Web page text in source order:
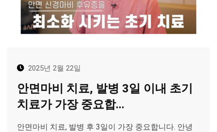
2025년 2월 22일
안면마비 치료, 발병 3일 이내 초기
치료가 가장 중요합...
안면마비 치료, 발병 후 3일이 가장 중요합니다. 안녕